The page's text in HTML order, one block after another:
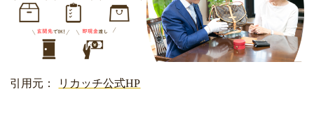
引用元： リカッチ公式HP